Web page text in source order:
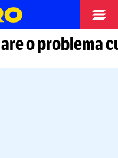
o problema